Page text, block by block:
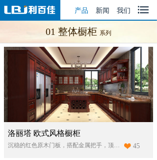
产品 新闻 我们

01 整体橱柜 系列
洛丽塔 欧式风格橱柜
45
沉稳的红色原木门板，搭配金属把手，顶灯显现出复古的气质。岛台与地柜一体化，电器与橱柜相契合，高端大气上档次。